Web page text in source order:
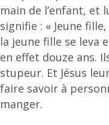
main de l’enfant, et
signifie : « Jeune
la jeune fille se leva
en effet douze ans.
stupeur. Et Jésus
faire savoir à
manger.